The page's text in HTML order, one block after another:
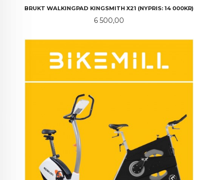
BRUKT WALKINGPAD KINGSMITH X21 (NYPRIS: 14 000KR)
Pris
6 500,00